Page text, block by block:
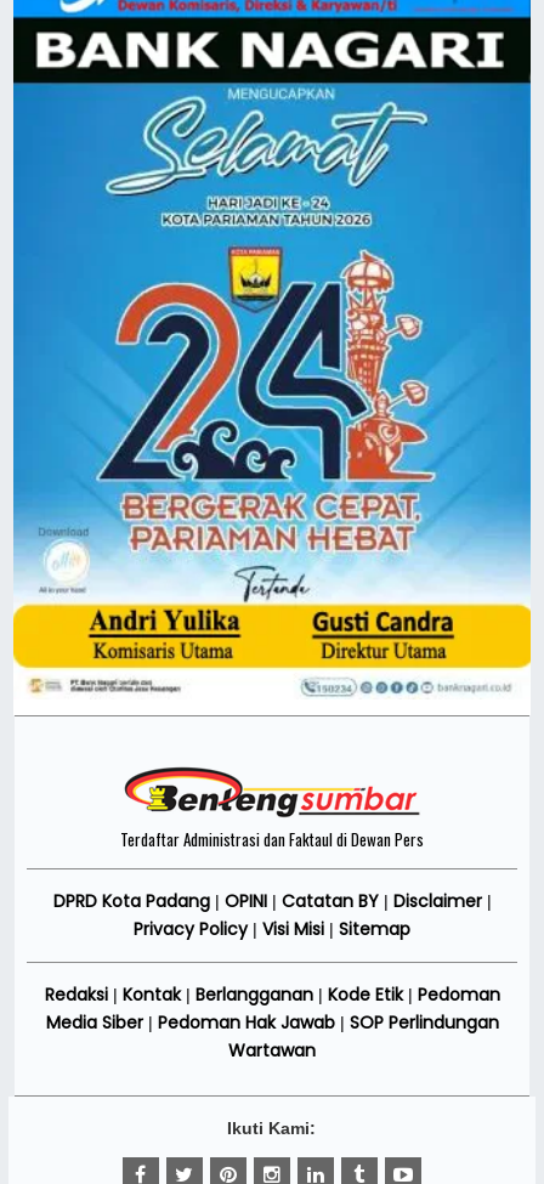
Terdaftar Administrasi dan Faktaul di Dewan Pers
DPRD Kota Padang| OPINI Catatan BY| Disclaimer|
Privacy Policy| Visi Misi Sitemap
Redaksi| Kontak| Berlangganan| Kode Etik| Pedoman
Media Siber| Pedoman Hak Jawab| SOP Perlindungan
Wartawan
Ikuti Kami: